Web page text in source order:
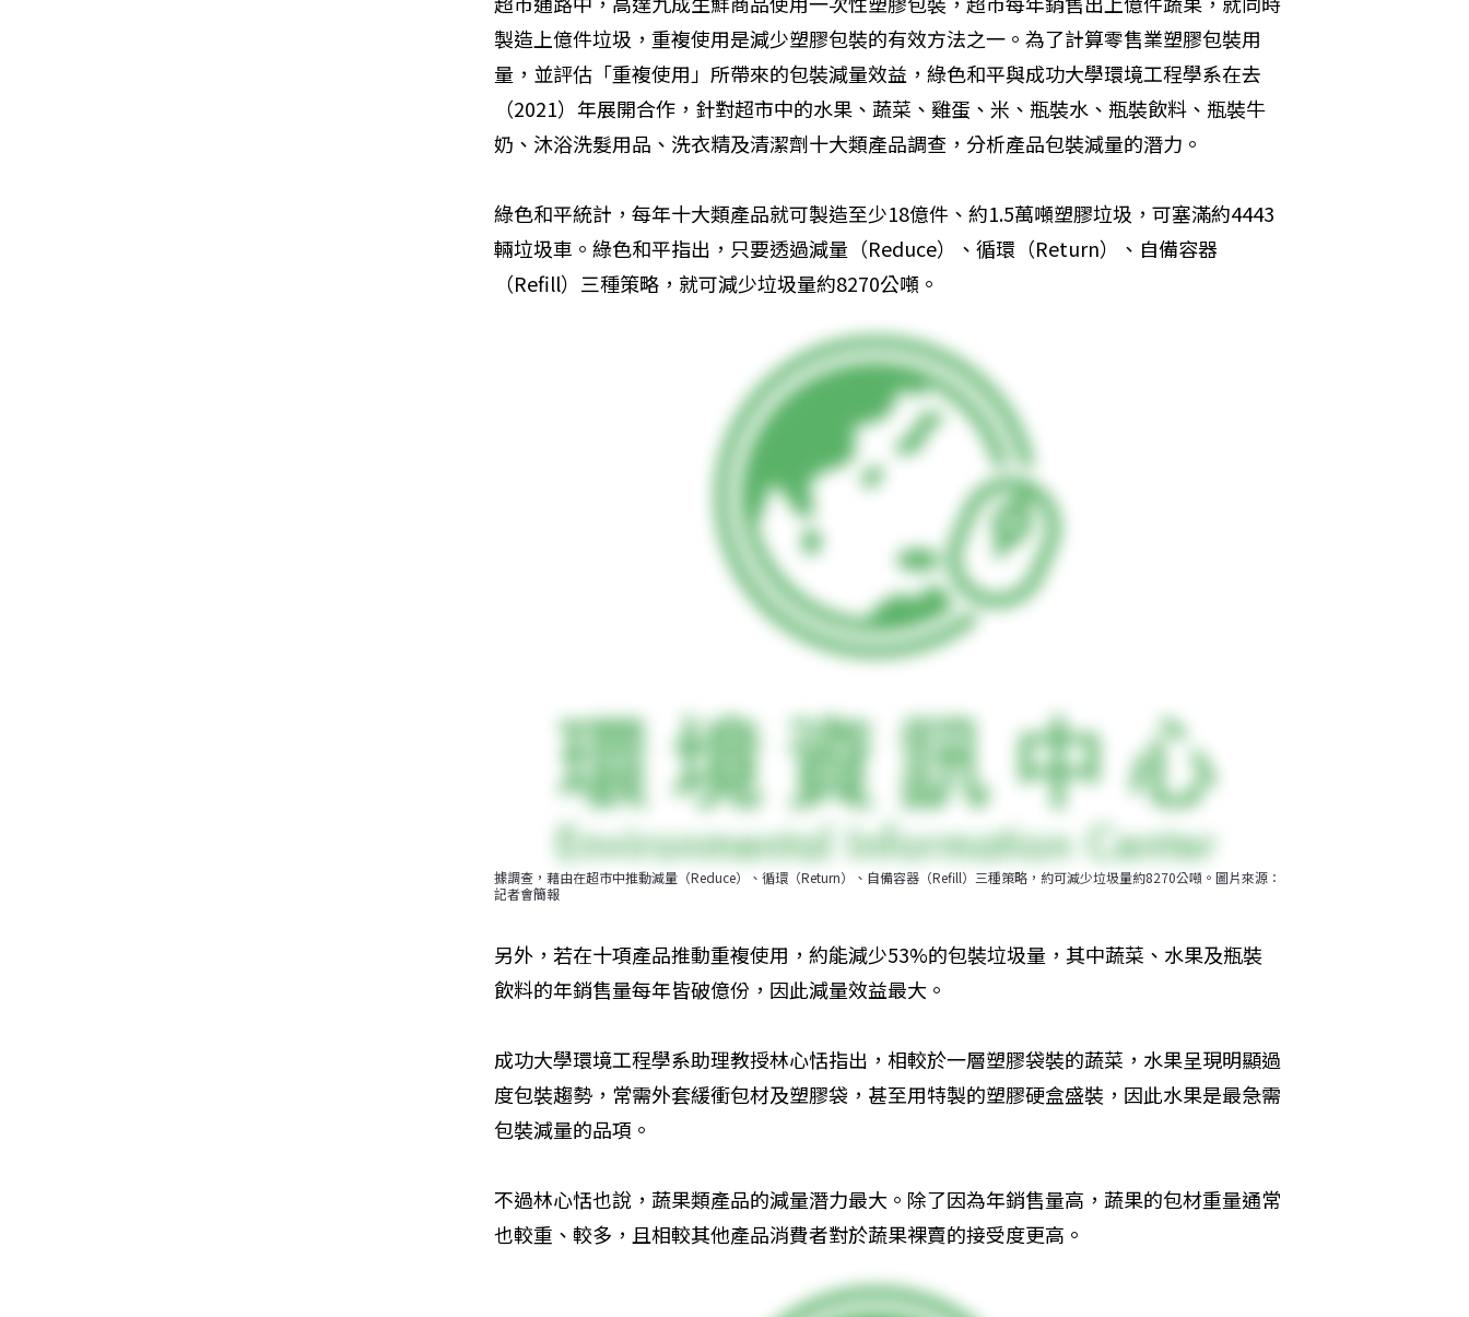
製造上億件垃圾，重複使用是減少塑膠包裝的有效方法之一。為了計算零售業塑膠包裝用
量，並評估「重複使用」所帶來的包裝減量效益，綠色和平與成功大學環境工程學系在去
（2021）年展開合作，針對超市中的水果、蔬菜、雞蛋、米、瓶裝水、瓶裝飲料、瓶裝牛
奶、沐浴洗髮用品、洗衣精及清潔劑十大類產品調查，分析產品包裝減量的潛力。
綠色和平統計，每年十大類產品就可製造至少18億件、約1.5萬噸塑膠垃圾，可塞滿約4443
輛垃圾車。綠色和平指出，只要透過減量（Reduce）、循環（Return）、自備容器
（Refill）三種策略，就可減少垃圾量約8270公噸。
據調查，藉由在超市中推動減量（Reduce）、循環（Return）、自備容器（Refill）三種策略，約可減少垃圾量約8270公噸。圖片來源：
記者會簡報
另外，若在十項產品推動重複使用，約能減少53%的包裝垃圾量，其中蔬菜、水果及瓶裝
飲料的年銷售量每年皆破億份，因此減量效益最大。
成功大學環境工程學系助理教授林心恬指出，相較於一層塑膠袋裝的蔬菜，水果呈現明顯過
度包裝趨勢，常需外套緩衝包材及塑膠袋，甚至用特製的塑膠硬盒盛裝，因此水果是最急需
包裝減量的品項。
不過林心恬也說，蔬果類產品的減量潛力最大。除了因為年銷售量高，蔬果的包材重量通常
也較重、較多，且相較其他產品消費者對於蔬果裸賣的接受度更高。